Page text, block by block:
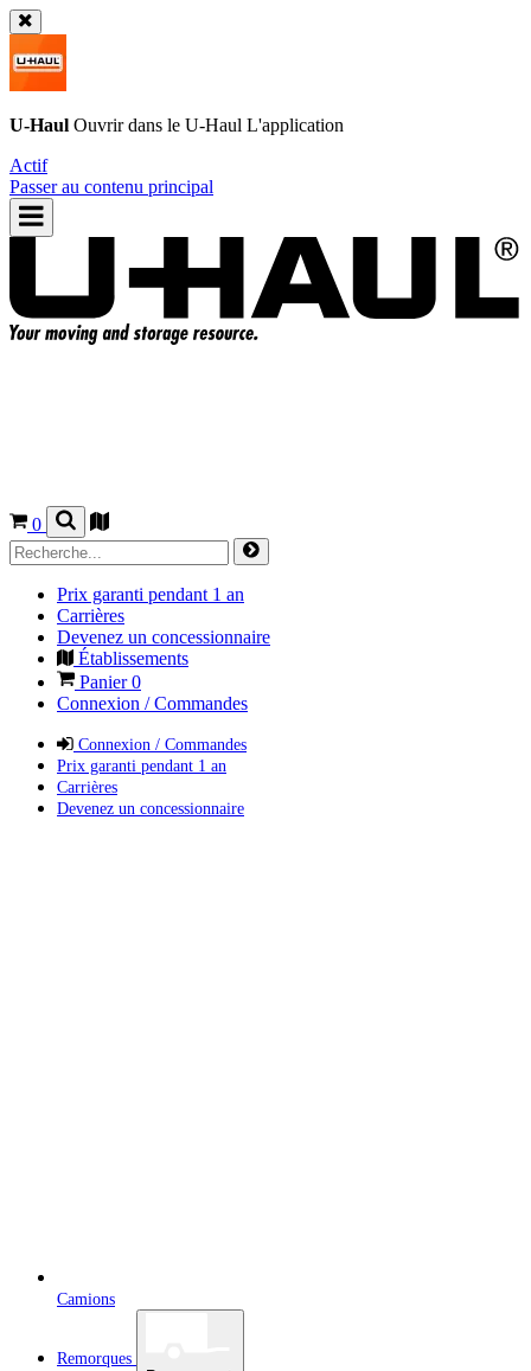
U-Haul Ouvrir dans le U-Haul L'application
Actif
Passer au contenu principal
0
Prix garanti pendant 1 an
Carrières
Devenez un concessionnaire
Établissements
Panier0
Connexion / Commandes
Connexion / Commandes
Prix garanti pendant 1 an
Carrières
Devenez un concessionnaire
Camions
Remorques